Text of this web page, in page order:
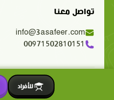
تواصل معنا
info@3asafeer.com
00971502810151
حقوق الملكية الفكرية محفوظة 2015-2026 © 3asafeer.com
للأفراد